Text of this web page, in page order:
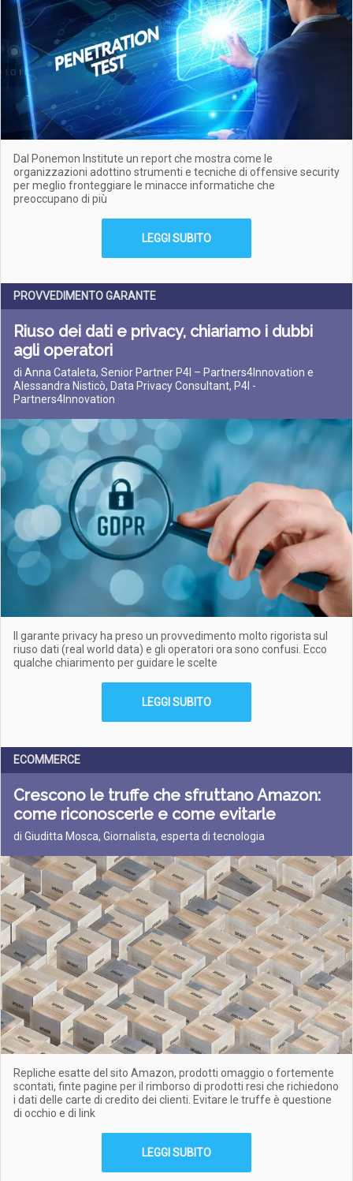
Dal Ponemon Institute un report che mostra come le
organizzazioni adottino strumenti e tecniche di offensive security
per meglio fronteggiare le minacce informatiche che
preoccupano di più
LEGGI SUBITO
PROVVEDIMENTO GARANTE
Riuso dei dati e privacy, chiariamo i dubbi
agli operatori
di Anna Cataleta, Senior Partner P4I – Partners4Innovation e
Alessandra Nisticò, Data Privacy Consultant, P4I -
Partners4Innovation
Il garante privacy ha preso un provvedimento molto rigorista sul
riuso dati (real world data) e gli operatori ora sono confusi. Ecco
qualche chiarimento per guidare le scelte
LEGGI SUBITO
ECOMMERCE
Crescono le truffe che sfruttano Amazon:
come riconoscerle e come evitarle
di Giuditta Mosca, Giornalista, esperta di tecnologia
Repliche esatte del sito Amazon, prodotti omaggio o fortemente
scontati, finte pagine per il rimborso di prodotti resi che richiedono
i dati delle carte di credito dei clienti. Evitare le truffe è questione
di occhio e di link
LEGGI SUBITO